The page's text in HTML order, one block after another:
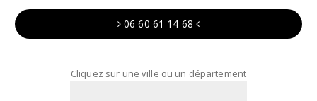
06 60 61 14 68
Cliquez sur une ville ou un département